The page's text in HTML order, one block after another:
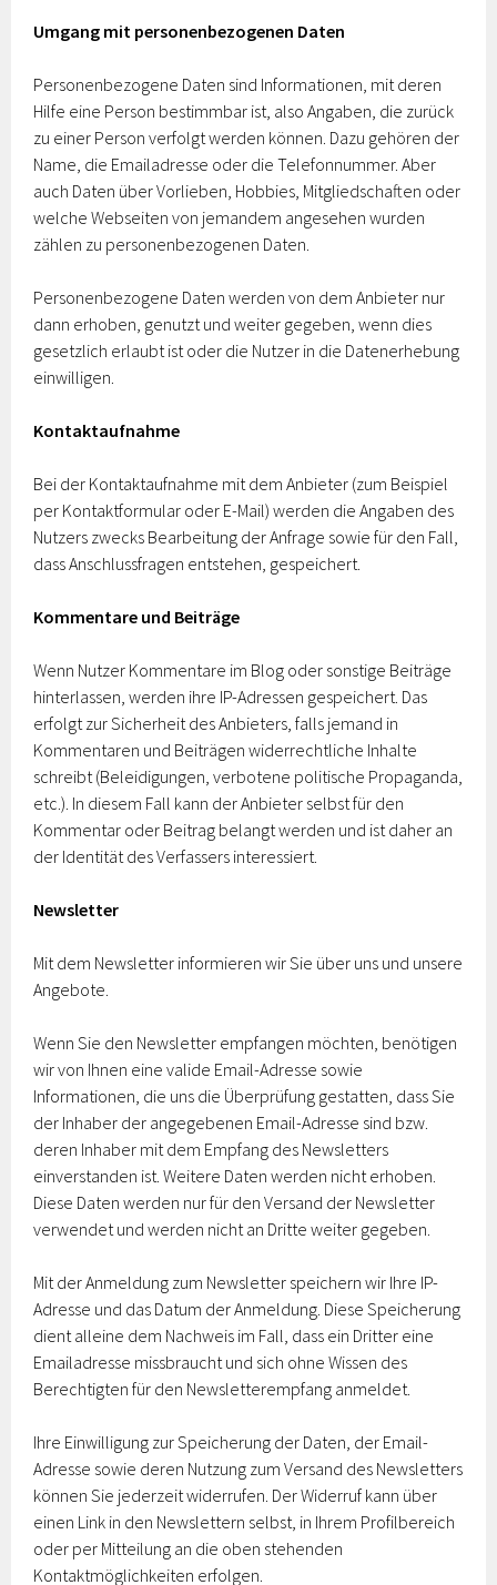
Umgang mit personenbezogenen Daten
Personenbezogene Daten sind Informationen, mit deren
Hilfe eine Person bestimmbar ist, also Angaben, die zurück
zu einer Person verfolgt werden können. Dazu gehören der
Name, die Emailadresse oder die Telefonnummer. Aber
auch Daten über Vorlieben, Hobbies, Mitgliedschaften oder
welche Webseiten von jemandem angesehen wurden
zählen zu personenbezogenen Daten.
Personenbezogene Daten werden von dem Anbieter nur
dann erhoben, genutzt und weiter gegeben, wenn dies
gesetzlich erlaubt ist oder die Nutzer in die Datenerhebung
einwilligen.
Kontaktaufnahme
Bei der Kontaktaufnahme mit dem Anbieter (zum Beispiel
per Kontaktformular oder E-Mail) werden die Angaben des
Nutzers zwecks Bearbeitung der Anfrage sowie für den Fall,
dass Anschlussfragen entstehen, gespeichert.
Kommentare und Beiträge
Wenn Nutzer Kommentare im Blog oder sonstige Beiträge
hinterlassen, werden ihre IP-Adressen gespeichert. Das
erfolgt zur Sicherheit des Anbieters, falls jemand in
Kommentaren und Beiträgen widerrechtliche Inhalte
schreibt (Beleidigungen, verbotene politische Propaganda,
etc.). In diesem Fall kann der Anbieter selbst für den
Kommentar oder Beitrag belangt werden und ist daher an
der Identität des Verfassers interessiert.
Newsletter
Mit dem Newsletter informieren wir Sie über uns und unsere
Angebote.
Wenn Sie den Newsletter empfangen möchten, benötigen
wir von Ihnen eine valide Email-Adresse sowie
Informationen, die uns die Überprüfung gestatten, dass Sie
der Inhaber der angegebenen Email-Adresse sind bzw.
deren Inhaber mit dem Empfang des Newsletters
einverstanden ist. Weitere Daten werden nicht erhoben.
Diese Daten werden nur für den Versand der Newsletter
verwendet und werden nicht an Dritte weiter gegeben.
Mit der Anmeldung zum Newsletter speichern wir Ihre IP-
Adresse und das Datum der Anmeldung. Diese Speicherung
dient alleine dem Nachweis im Fall, dass ein Dritter eine
Emailadresse missbraucht und sich ohne Wissen des
Berechtigten für den Newsletterempfang anmeldet.
Ihre Einwilligung zur Speicherung der Daten, der Email-
Adresse sowie deren Nutzung zum Versand des Newsletters
können Sie jederzeit widerrufen. Der Widerruf kann über
einen Link in den Newslettern selbst, in Ihrem Profilbereich
oder per Mitteilung an die oben stehenden
Kontaktmöglichkeiten erfolgen.